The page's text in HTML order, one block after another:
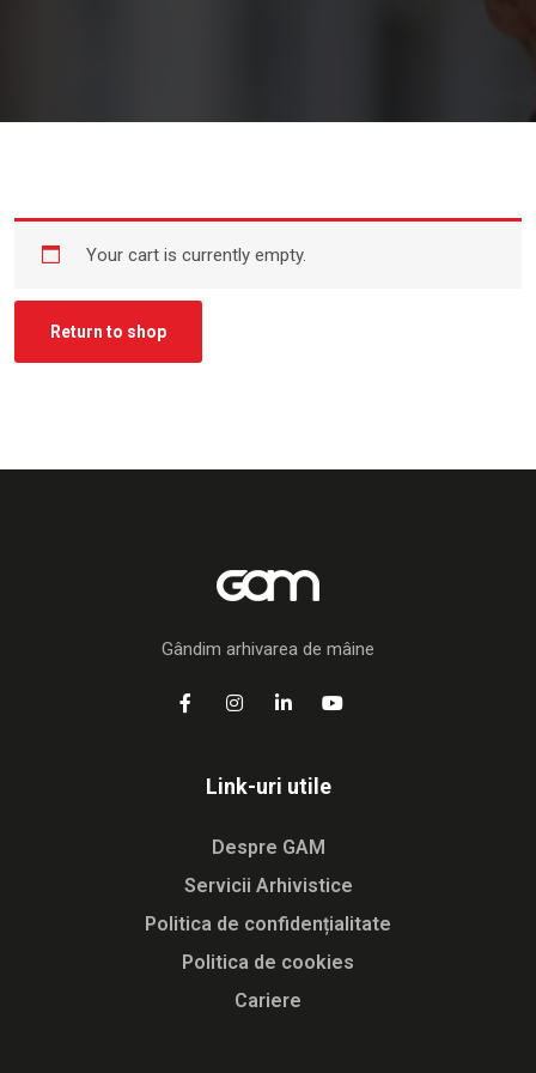
Your cart is currently empty.
Return to shop
Gândim arhivarea de mâine
Link-uri utile
Despre GAM
Servicii Arhivistice
Politica de confidențialitate
Politica de cookies
Cariere